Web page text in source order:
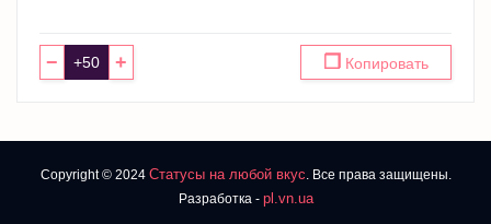
− + ❐ Копировать
Copyright © 2024 Статусы на любой вкус. Все права защищены.
Разработка - pl.vn.ua